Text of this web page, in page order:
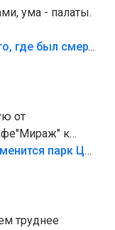
ума - палаты.
«Попал на пику»: СК показал место, где был смертельно травмирован ребенок в Тольятти
от
к
бордюры
Глава Тольятти рассказал, как изменится парк Центрального района
труднее